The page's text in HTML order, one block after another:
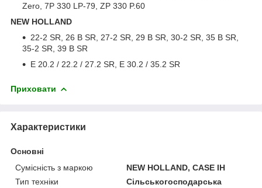
Zero, 7P 330 LP-79, ZP 330 P.60
NEW HOLLAND
22-2 SR, 26 B SR, 27-2 SR, 29 B SR, 30-2 SR, 35 B SR,
35-2 SR, 39 B SR
E 20.2 / 22.2 / 27.2 SR, E 30.2 / 35.2 SR
Приховати
Характеристики
Основні
Сумісність з маркою
NEW HOLLAND, CASE IH
Тип техніки
Сільськогосподарська